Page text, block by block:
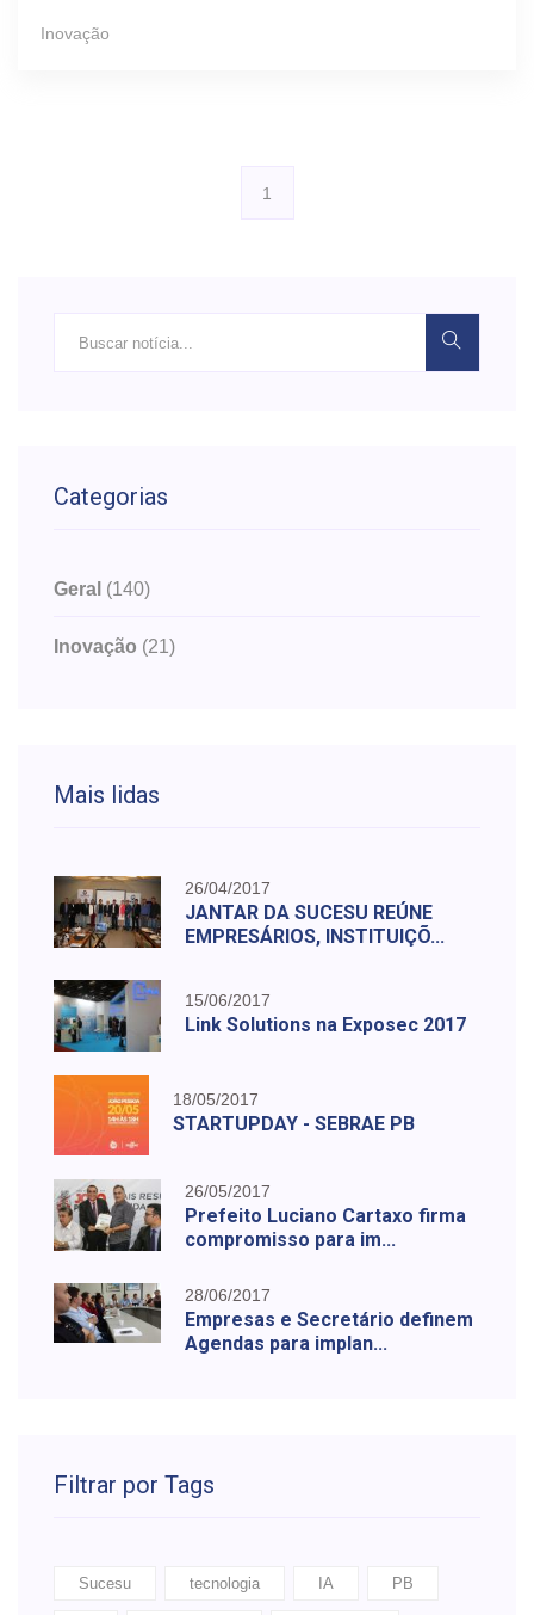
Inovação
1
Categorias
Geral (140)
Inovação (21)
Mais lidas
26/04/2017
JANTAR DA SUCESU REÚNE
EMPRESÁRIOS, INSTITUIÇÕ...
15/06/2017
Link Solutions na Exposec 2017
18/05/2017
STARTUPDAY - SEBRAE PB
26/05/2017
Prefeito Luciano Cartaxo firma
compromisso para im...
28/06/2017
Empresas e Secretário definem
Agendas para implan...
Filtrar por Tags
Sucesu tecnologia IA PB